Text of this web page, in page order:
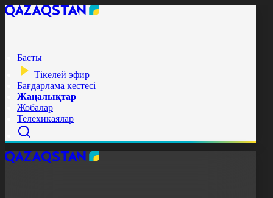
Басты
Тікелей эфир
Бағдарлама кестесі
Жаңалықтар
Жобалар
Телехикаялар